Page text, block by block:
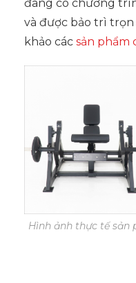
đang có chương
và được bảo trì trọn
khảo các sản phẩm
Hình ảnh thực tế sản